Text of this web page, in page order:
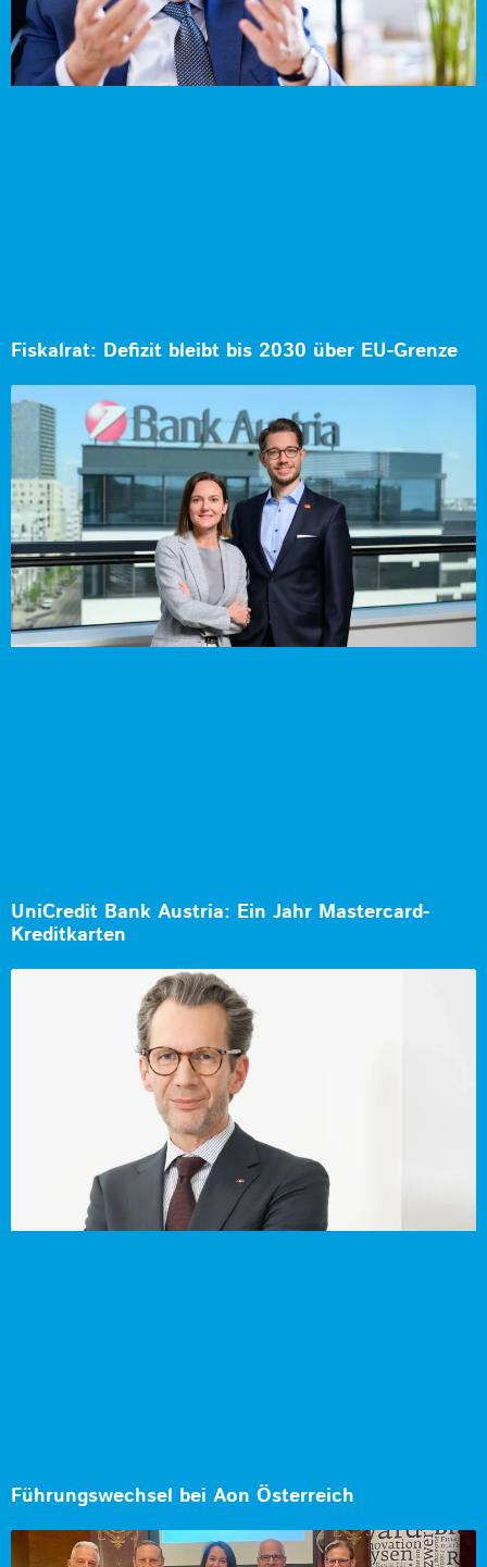
Fiskalrat: Defizit bleibt bis 2030 über EU-Grenze
UniCredit Bank Austria: Ein Jahr Mastercard-
Kreditkarten
Führungswechsel bei Aon Österreich